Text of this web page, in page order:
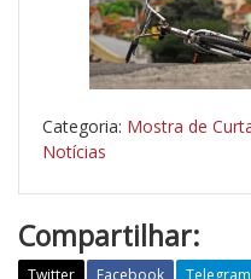
Categoria: Mostra de
Notícias
Compartilhar: